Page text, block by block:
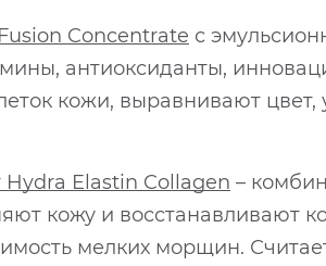
Concentrate с
антиоксиданты,
кожи, выравнивают цвет,
Elastin Collagen –
кожу и восстанавливают
мелких морщин.